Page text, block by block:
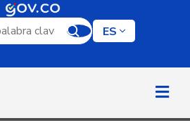
por palabra clave
ES